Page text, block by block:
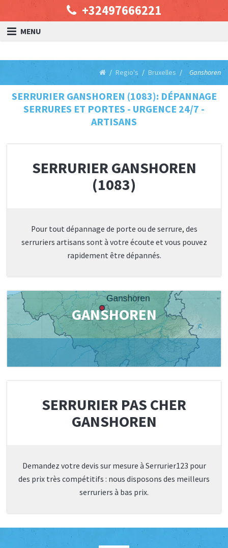
+32497666221
MENU
Regio's Bruxelles Ganshoren
SERRURIER GANSHOREN (1083): DÉPANNAGE
SERRURES ET PORTES - URGENCE 24/7 -
ARTISANS
SERRURIER GANSHOREN
(1083)
Pour tout dépannage de porte ou de serrure, des
serruriers artisans sont à votre écoute et vous pouvez
rapidement être dépannés.
GANSHOREN
SERRURIER PAS CHER
GANSHOREN
Demandez votre devis sur mesure à Serrurier123 pour
des prix très compétitifs : nous disposons des meilleurs
serruriers à bas prix.